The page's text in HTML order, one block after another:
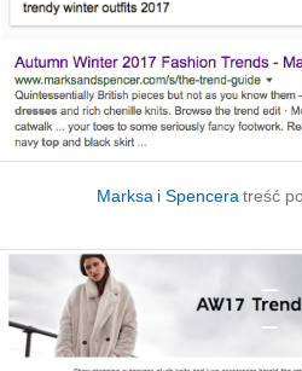
Marksa i Spencera treść